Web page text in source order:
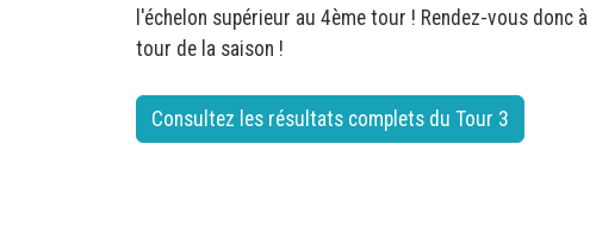
l'échelon supérieur au 4ème tour ! Rendez-vous
tour de la saison !
Consultez les résultats complets du Tour 3